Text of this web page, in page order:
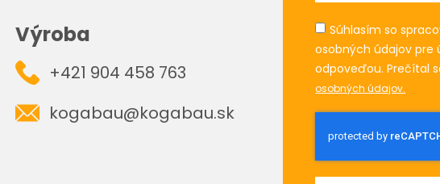
Výroba
+421 904 458 763
kogabau@kogabau.sk
Súhlasím so
osobných údajov pre
odpoveďou. Prečítal
osobných údajov.